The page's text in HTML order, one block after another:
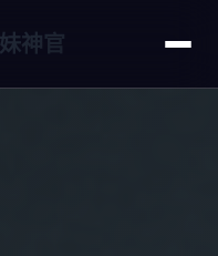
神官